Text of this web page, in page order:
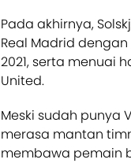
Pada akhirnya,
Real Madrid
2021, serta menuai
United.
Meski sudah punya
merasa mantan
membawa pemain